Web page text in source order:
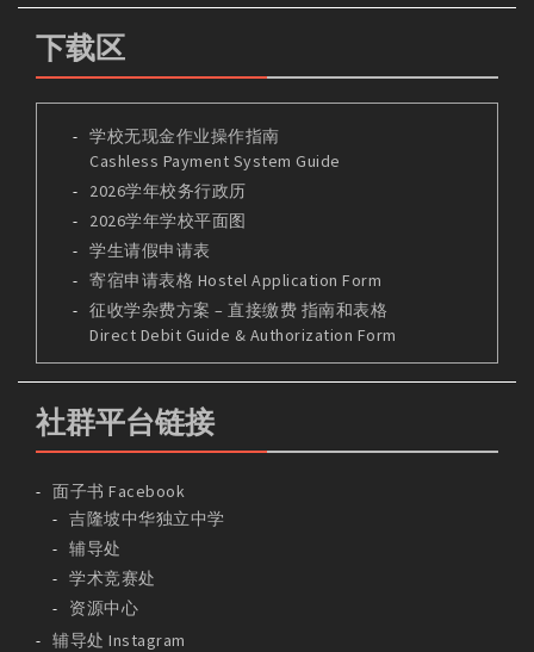
下载区
学校无现金作业操作指南
Cashless Payment System Guide
2026学年校务行政历
2026学年学校平面图
学生请假申请表
寄宿申请表格 Hostel Application Form
征收学杂费方案 – 直接缴费 指南和表格
Direct Debit Guide & Authorization Form
社群平台链接
面子书 Facebook
吉隆坡中华独立中学
辅导处
学术竞赛处
资源中心
辅导处 Instagram